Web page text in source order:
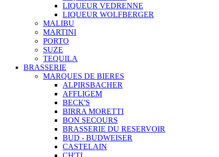
LIQUEUR VEDRENNE
LIQUEUR WOLFBERGER
MALIBU
MARTINI
PORTO
SUZE
TEQUILA
BRASSERIE
MARQUES DE BIERES
ALPIRSBACHER
AFFLIGEM
BECK'S
BIRRA MORETTI
BON SECOURS
BRASSERIE DU RESERVOIR
BUD - BUDWEISER
CASTELAIN
CH'TI